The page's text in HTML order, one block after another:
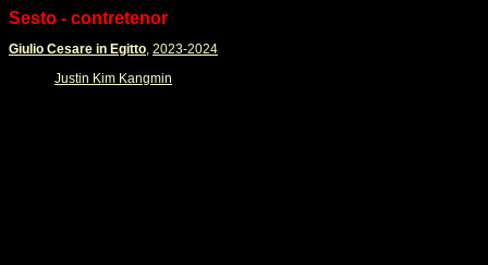
Sesto - contretenor
Giulio Cesare in Egitto, 2023-2024
Justin Kim Kangmin